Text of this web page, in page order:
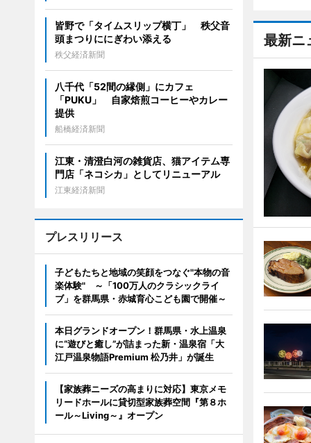
最新ニ
皆野で「タイムスリップ横丁」 秩父音
頭まつりににぎわい添える
秩父経済新聞
八千代「52間の縁側」にカフェ
「PUKU」 自家焙煎コーヒーやカレー
提供
船橋経済新聞
江東・清澄白河の雑貨店、猫アイテム専
門店「ネコシカ」としてリニューアル
江東経済新聞
プレスリリース
子どもたちと地域の笑顔をつなぐ"本物の音
楽体験" ～「100万人のクラシックライ
ブ」を群馬県・赤城育心こども園で開催～
本日グランドオープン！群馬県・水上温泉
に“遊びと癒し”が詰まった新・温泉宿「大
江戸温泉物語Premium 松乃井」が誕生
【家族葬ニーズの高まりに対応】東京メモ
リードホールに貸切型家族葬空間『第８ホ
ール～Living～』オープン